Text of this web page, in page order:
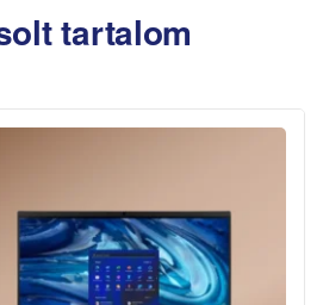
tartalom